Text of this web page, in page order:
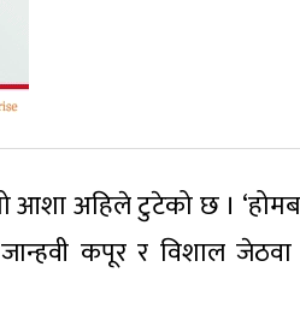
आशा अहिले टुटेको छ ।
कपूर र विशाल